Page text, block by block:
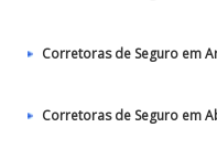
Corretoras de Seguro em
Corretoras de Seguro em